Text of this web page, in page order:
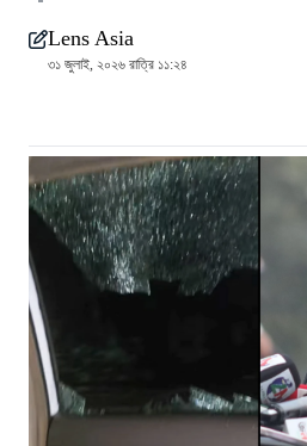
Lens Asia
৩১ জুলাই, ২০২৬ রাত্রি ১১:২৪